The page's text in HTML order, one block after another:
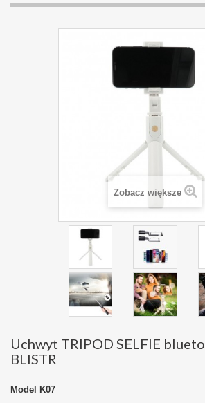
Zobacz większe
Uchwyt TRIPOD SELFIE
BLISTR
Model K07